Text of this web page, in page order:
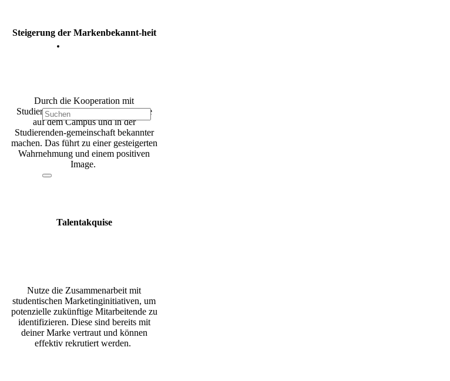
Steigerung der Markenbekannt-heit
Durch die Kooperation mit
Studierenden kannst du deine Marke
auf dem Campus und in der
Studierenden-gemeinschaft bekannter
machen. Das führt zu einer gesteigerten
Wahrnehmung und einem positiven
Image.
Talentakquise
Nutze die Zusammenarbeit mit
studentischen Marketinginitiativen, um
potenzielle zukünftige Mitarbeitendezu
identifizieren. Diese sind bereits mit
deiner Marke vertraut und können
effektiv rekrutiert werden.